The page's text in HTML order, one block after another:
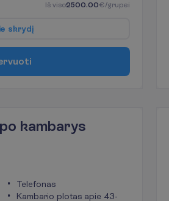
Iš viso2500.00€/grupei
ie skrydį
rvuoti
kambarys
Telefonas
Kambario plotas apie 43-